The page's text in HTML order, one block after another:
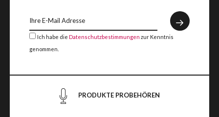
Ich habe die Datenschutzbestimmungen zur Kenntnis
genommen.
PRODUKTE PROBEHÖREN